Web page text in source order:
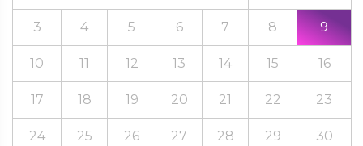
3 4 5 6 7 8 9
10 11 12 13 14 15 16
17 18 19 20 21 22 23
24 25 26 27 28 29 30